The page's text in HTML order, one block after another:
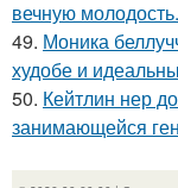
вечную молодость.
49. Моника
худобе и
50. Кейтлин нер
занимающейся